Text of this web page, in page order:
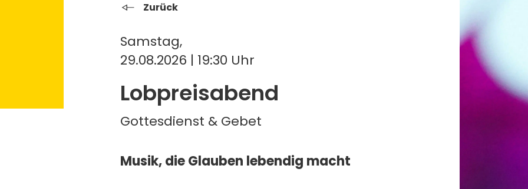
Zurück
Samstag,
29.08.2026 | 19:30 Uhr
Lobpreisabend
Gottesdienst & Gebet
Musik, die Glauben lebendig macht